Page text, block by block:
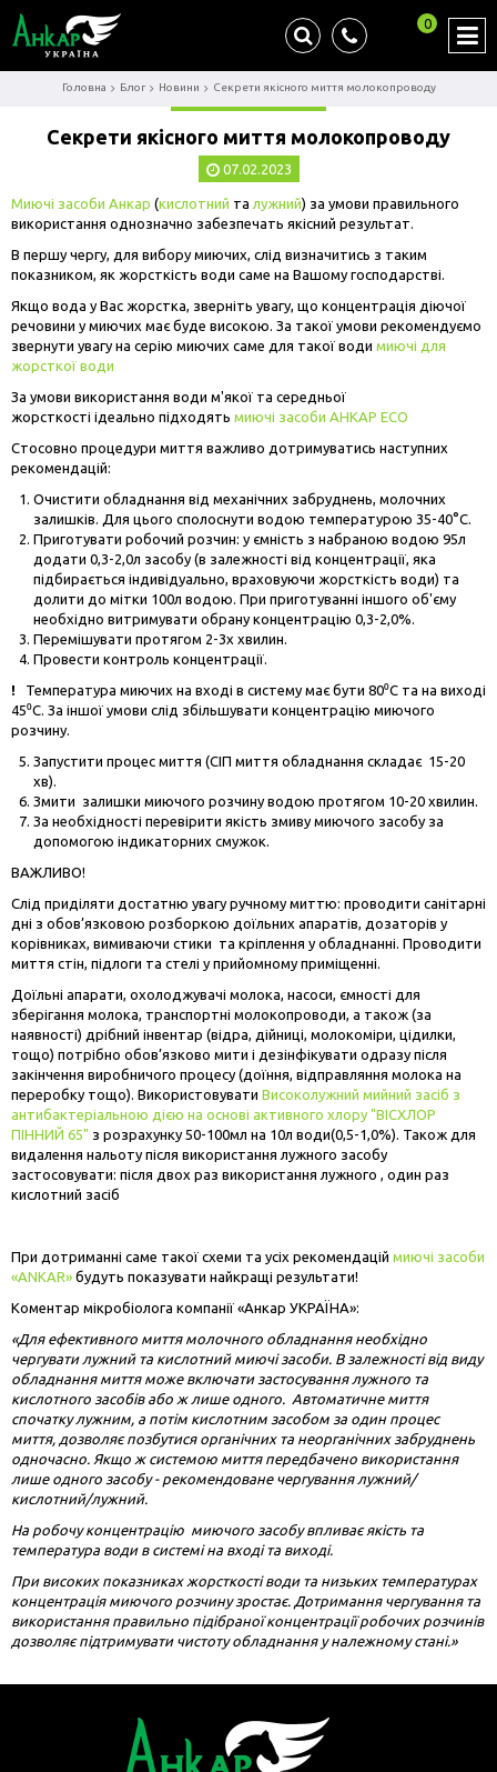
0
Головна Блог Новини Секрети якісного миття молокопроводу
Секрети якісного миття молокопроводу
07.02.2023
Миючі засоби Анкар (кислотний та лужний) за умови правильного
використання однозначно забезпечать якісний результат.
В першу чергу, для вибору миючих, слід визначитись з таким
показником, як жорсткість води саме на Вашому господарстві.
Якщо вода у Вас жорстка, зверніть увагу, що концентрація діючої
речовини у миючих має буде високою. За такої умови рекомендуємо
звернути увагу на серію миючих саме для такої води миючі для
жорсткої води
За умови використання води м'якої та середньої
жорсткості ідеально підходять миючі засоби АНКАР ЕСО
Стосовно процедури миття важливо дотримуватись наступних
рекомендацій:
Очистити обладнання від механічних забруднень, молочних
залишків. Для цього сполоснути водою температурою 35-40°С.
Приготувати робочий розчин: у ємність з набраною водою 95л
додати 0,3-2,0л засобу (в залежності від концентрації, яка
підбирається індивідуально, враховуючи жорсткість води) та
долити до мітки 100л водою. При приготуванні іншого об'єму
необхідно витримувати обрану концентрацію 0,3-2,0%.
Перемішувати протягом 2-3х хвилин.
Провести контроль концентрації.
! Температура миючих на вході в систему має бути 80⁰С та на виході
45⁰С. За іншої умови слід збільшувати концентрацію миючого
розчину.
Запустити процес миття (СІП миття обладнання складає 15-20
хв).
Змити залишки миючого розчину водою протягом 10-20 хвилин.
За необхідності перевірити якість змиву миючого засобу за
допомогою індикаторних смужок.
ВАЖЛИВО!
Слід приділяти достатню увагу ручному миттю: проводити санітарні
дні з обов’язковою розборкою доїльних апаратів, дозаторів у
корівниках, вимиваючи стики та кріплення у обладнанні. Проводити
миття стін, підлоги та стелі у прийомному приміщенні.
Доїльні апарати, охолоджувачі молока, насоси, ємності для
зберігання молока, транспортні молокопроводи, а також (за
наявності) дрібний інвентар (відра, дійниці, молокоміри, цідилки,
тощо) потрібно обов’язково мити і дезінфікувати одразу після
закінчення виробничого процесу (доїння, відправляння молока на
переробку тощо). Використовувати Високолужний мийний засіб з
антибактеріальною дією на основі активного хлору "ВІСХЛОР
ПІННИЙ 65" з розрахунку 50-100мл на 10л води(0,5-1,0%). Також для
видалення нальоту після використання лужного засобу
застосовувати: після двох раз використання лужного , один раз
кислотний засіб
При дотриманні саме такої схеми та усіх рекомендацій миючі засоби
«ANKAR» будуть показувати найкращі результати!
Коментар мікробіолога компанії «Анкар УКРАЇНА»:
«Для ефективного миття молочного обладнання необхідно
чергувати лужний та кислотний миючі засоби. В залежності від виду
обладнання миття може включати застосування лужного та
кислотного засобів або ж лише одного. Автоматичне миття
спочатку лужним, а потім кислотним засобом за один процес
миття, дозволяє позбутися органічних та неорганічних забруднень
одночасно. Якщо ж системою миття передбачено використання
лише одного засобу - рекомендоване чергування лужний/
кислотний/лужний.
На робочу концентрацію миючого засобу впливає якість та
температура води в системі на вході та виході.
При високих показниках жорсткості води та низьких температурах
концентрація миючого розчину зростає. Дотримання чергування та
використання правильно підібраної концентрації робочих розчинів
дозволяє підтримувати чистоту обладнання у належному стані.»